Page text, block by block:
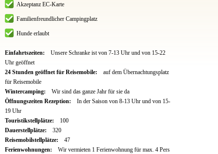
Akzeptanz EC-Karte
Familienfreundlicher Campingplatz
Hunde erlaubt
Einfahrtszeiten:
Unsere Schranke ist von 7-13 Uhr und von 15-22
Uhr geöffnet
24 Stunden geöffnet für Reisemobile:
auf dem Übernachtungsplatz
für Reisemobile
Wintercamping:
Wir sind das ganze Jahr für sie da
Öffnungszeiten Rezeption:
In der Saison von 8-13 Uhr und von 15-
19 Uhr
Touristikstellplätze:
100
Dauerstellplätze:
320
Reisemobilstellplätze:
47
Ferienwohnungen:
Wir vermieten 1 Ferienwohnung für max. 4 Pers